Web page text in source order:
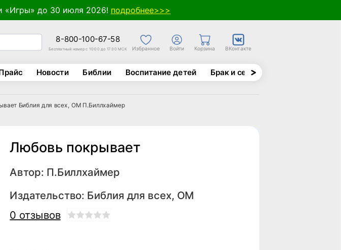
«Игры» до 30 июля 2026! подробнее>>>
8-800-100-67-58
Бесплатный номер с 10:00 до 17:30 МСК Избранное Войти Корзина ВКонтакте
Новости Библии Воспитание детей Брак и семья
Библия для всех, ОМ П.Биллхаймер
Любовь покрывает
Автор: П.Биллхаймер
Издательство: Библия для всех, ОМ
0 отзывов